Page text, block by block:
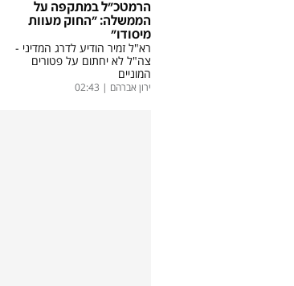
הרמטכ"ל במתקפה על
הממשלה: "החוק מעוות
מיסודו"
רא"ל זמיר הודיע לדרג המדיני -
צה"ל לא יחתום על פטורים
המוניים
ירון אברהם |
02:43